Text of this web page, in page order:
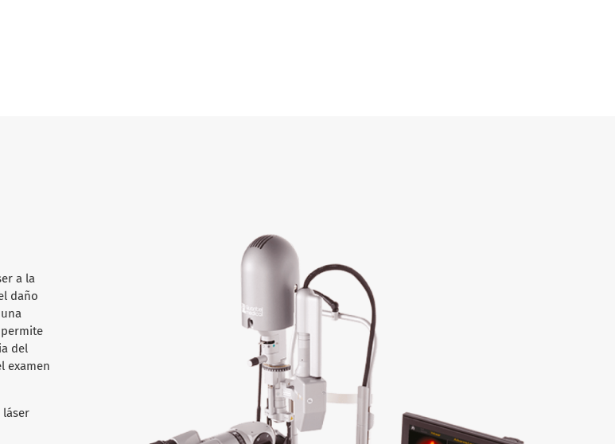
a la
daño
del
examen
láser